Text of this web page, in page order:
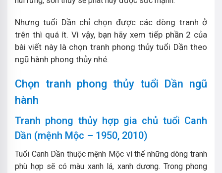
Nhưng tuổi Dần chỉ chọn được các dòng tranh ở
trên thì quá ít. Vì vậy, bạn hãy xem tiếp phần 2 của
bài viết này là chọn tranh phong thủy tuổi Dần theo
ngũ hành phong thủy nhé.
Chọn tranh phong thủy tuổi Dần ngũ
hành
Tranh phong thủy hợp gia chủ tuổi Canh
Dần (mệnh Mộc – 1950, 2010)
Tuổi Canh Dần thuộc mệnh Mộc vì thế những dòng tranh
phù hợp sẽ có màu xanh lá, xanh dương. Trong phong